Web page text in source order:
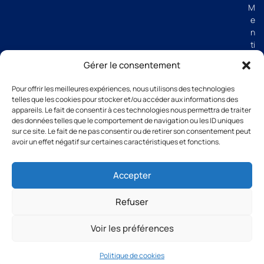
Gérer le consentement
Pour offrir les meilleures expériences, nous utilisons des technologies
telles que les cookies pour stocker et/ou accéder aux informations des
appareils. Le fait de consentir à ces technologies nous permettra de traiter
des données telles que le comportement de navigation ou les ID uniques
sur ce site. Le fait de ne pas consentir ou de retirer son consentement peut
avoir un effet négatif sur certaines caractéristiques et fonctions.
Accepter
Refuser
Voir les préférences
Politique de cookies
M
e
n
ti
g
e
G
All rights reserved Groupe Thibaut 2026
Designed and created by Thomas Michonneau